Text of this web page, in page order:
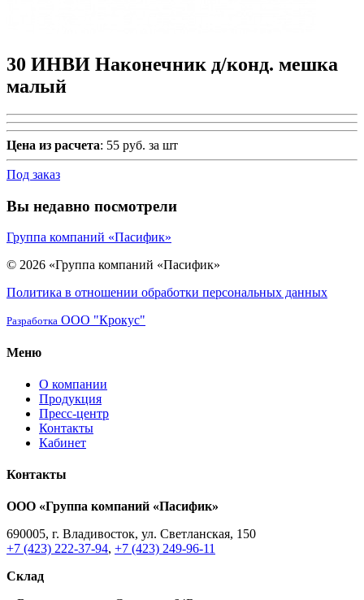
30 ИНВИ Наконечник д/конд. мешка
малый
Цена из расчета: 55 руб. за шт
Под заказ
Вы недавно посмотрели
Группа компаний «Пасифик»
© 2026 «Группа компаний «Пасифик»
Политика в отношении обработки персональных данных
Разработка ООО "Крокус"
Меню
О компании
Продукция
Пресс-центр
Контакты
Кабинет
Контакты
ООО «Группа компаний «Пасифик»
690005, г. Владивосток, ул. Светланская, 150
+7 (423) 222-37-94, +7 (423) 249-96-11
Склад